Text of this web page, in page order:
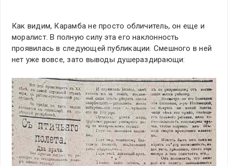
Как видим, Карамба не просто обличитель, он еще и
моралист. В полную силу эта его наклонность
проявилась в следующей публикации. Смешного в ней
нет уже вовсе, зато выводы душераздирающи: